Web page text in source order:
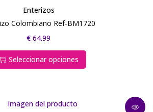
Enterizos
Colombiano Ref-BM1720
€ 64.99
Seleccionar opciones